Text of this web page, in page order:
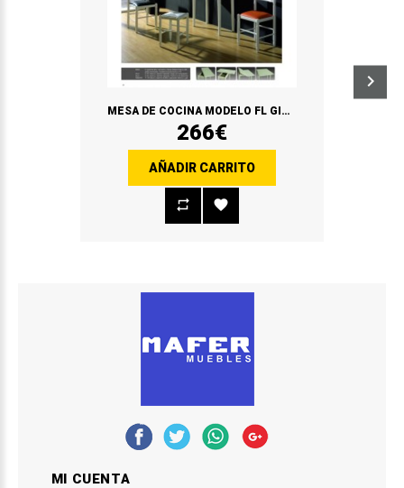
MESA DE COCINA MODELO FL GIRATORIA
266€
AÑADIR CARRITO
MI CUENTA